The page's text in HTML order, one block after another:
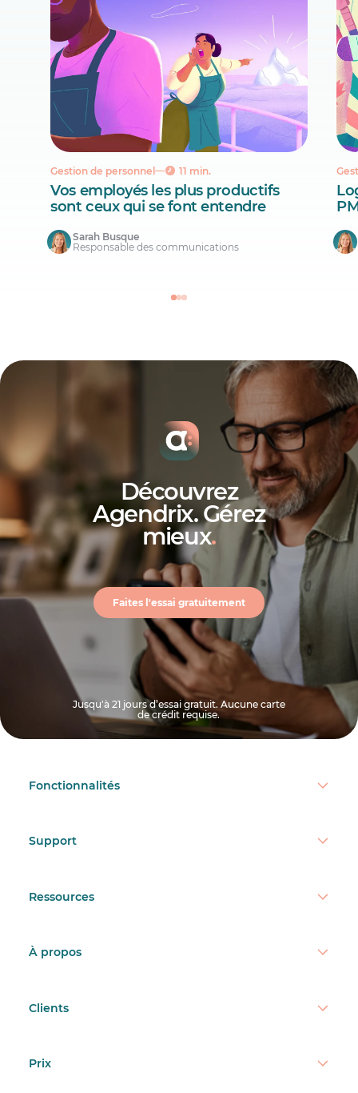
Gestion de personnel 11 min.
Vos employés les plus productifs
sont ceux qui se font entendre
Sarah Busque
Responsable des communications
Découvrez
Agendrix. Gérez
mieux.
Faites l'essai gratuitement
Jusqu'à 21 jours d’essai gratuit. Aucune carte
de crédit requise.
Fonctionnalités
Support
Ressources
À propos
Clients
Prix